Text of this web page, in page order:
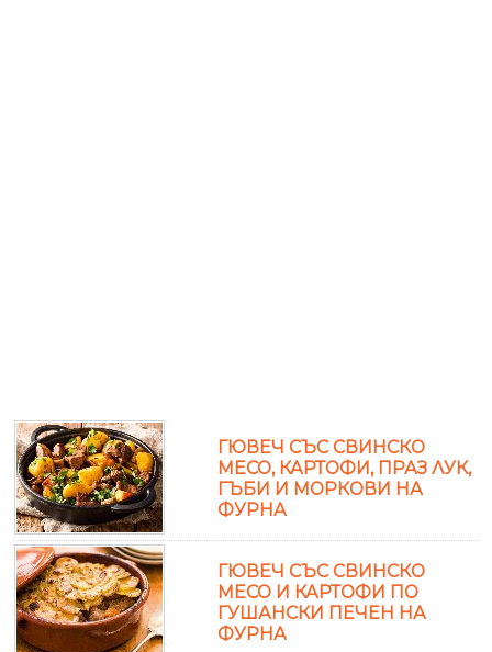
ГЮВЕЧ СЪС СВИНСКО
МЕСО, КАРТОФИ, ПРАЗ ЛУК,
ГЪБИ И МОРКОВИ НА
ФУРНА
ГЮВЕЧ СЪС СВИНСКО
МЕСО И КАРТОФИ ПО
ГУШАНСКИ ПЕЧЕН НА
ФУРНА